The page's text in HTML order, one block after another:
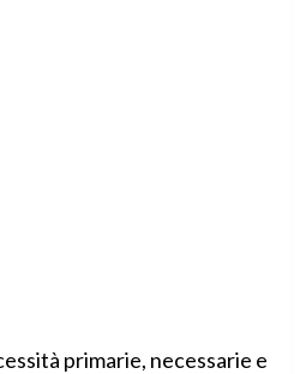
primarie, necessarie e